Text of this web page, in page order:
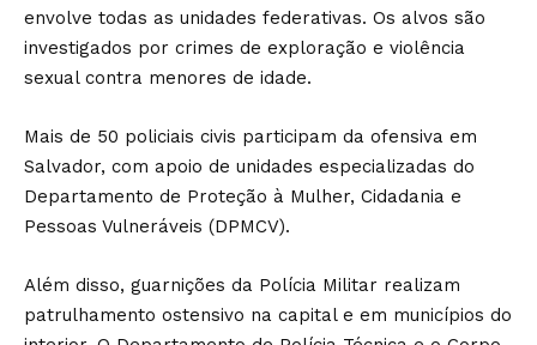
envolve todas as unidades federativas. Os alvos são
investigados por crimes de exploração e violência
sexual contra menores de idade.
Mais de 50 policiais civis participam da ofensiva em
Salvador, com apoio de unidades especializadas do
Departamento de Proteção à Mulher, Cidadania e
Pessoas Vulneráveis (DPMCV).
Além disso, guarnições da Polícia Militar realizam
patrulhamento ostensivo na capital e em municípios do